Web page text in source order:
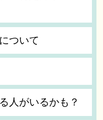
ついて
人がいるかも？